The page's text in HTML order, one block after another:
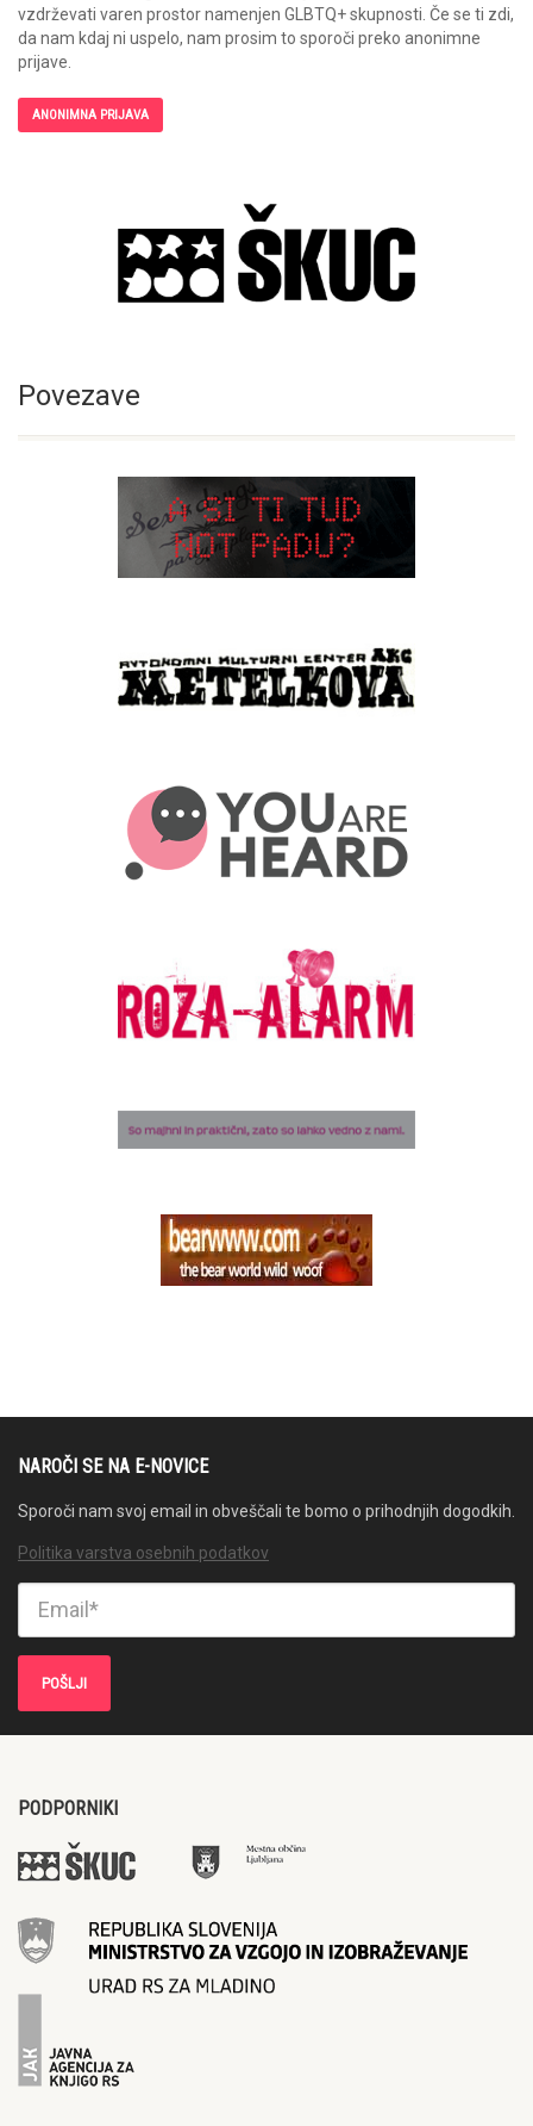
vzdrževati varen prostor namenjen GLBTQ+ skupnosti. Če se ti zdi,
da nam kdaj ni uspelo, nam prosim to sporoči preko anonimne
prijave.
ANONIMNA PRIJAVA
Povezave
NAROČI SE NA E-NOVICE
Sporoči nam svoj email in obveščali te bomo o prihodnjih dogodkih.
Politika varstva osebnih podatkov
PODPORNIKI